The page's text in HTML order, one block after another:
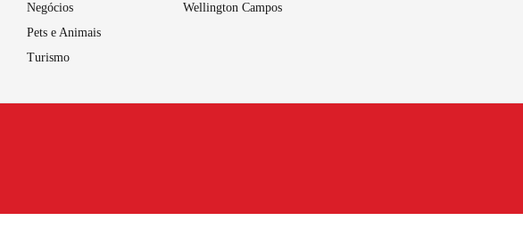
Negócios
Pets e Animais
Turismo
Wellington Campos